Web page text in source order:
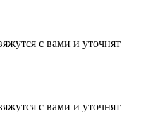
с вами и уточнят
с вами и уточнят